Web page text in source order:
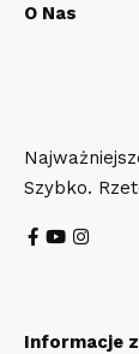
O Nas
Szybko.
Informacje